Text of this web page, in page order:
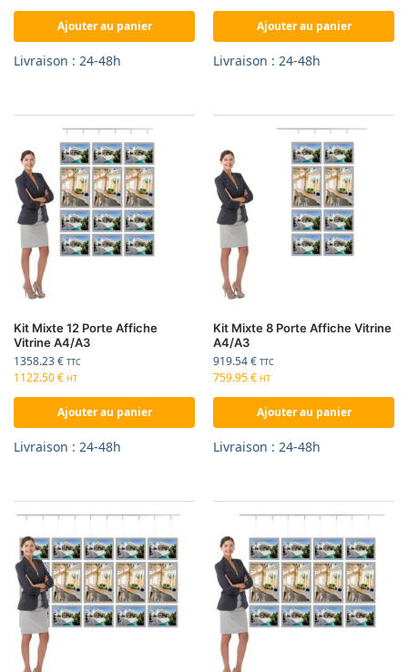
Ajouter au panier
Livraison : 24-48h
Ajouter au panier
Livraison : 24-48h
Kit Mixte 12 Porte Affiche
Vitrine A4/A3
1358.23€ TTC
1122.50€ HT
Ajouter au panier
Livraison : 24-48h
Kit Mixte 8 Porte Affiche Vitrine
A4/A3
919.54€ TTC
759.95€ HT
Ajouter au panier
Livraison : 24-48h